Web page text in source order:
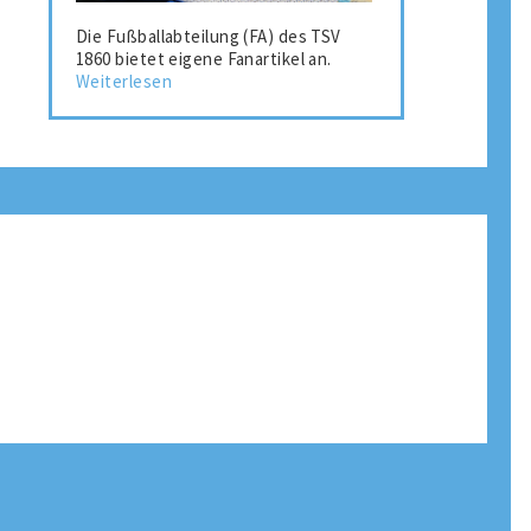
Die Fußballabteilung (FA) des TSV
1860 bietet eigene Fanartikel an.
Weiterlesen